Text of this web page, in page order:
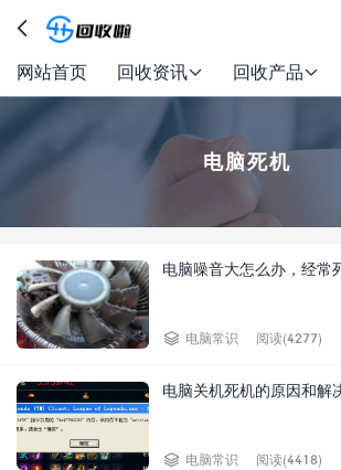

网站首页 回收资讯 回收产品
电脑死机
电脑噪音大怎么办，经常
 电脑常识 阅读(4277)
电脑关机死机的原因和解
 电脑常识 阅读(4418)